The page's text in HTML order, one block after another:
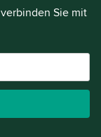
Sie mit